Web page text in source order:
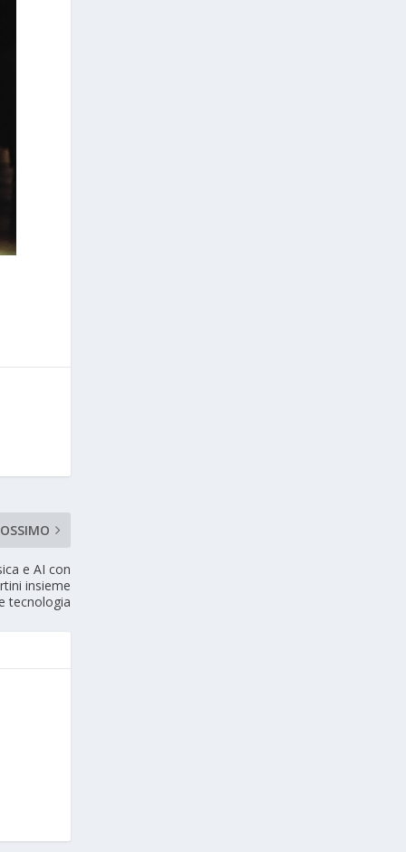
e AI con
insieme
tecnologia